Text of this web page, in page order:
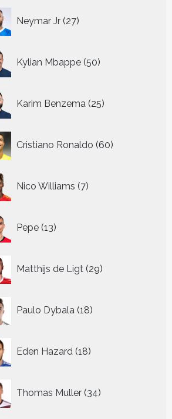
Neymar Jr 27
producten
Kylian Mbappe 50
producten
Karim Benzema 25
producten
Cristiano Ronaldo 60
producten
Nico Williams 7
producten
Pepe 13
producten
Matthijs de Ligt 29
producten
Paulo Dybala 18
producten
Eden Hazard 18
producten
Thomas Muller 34
producten